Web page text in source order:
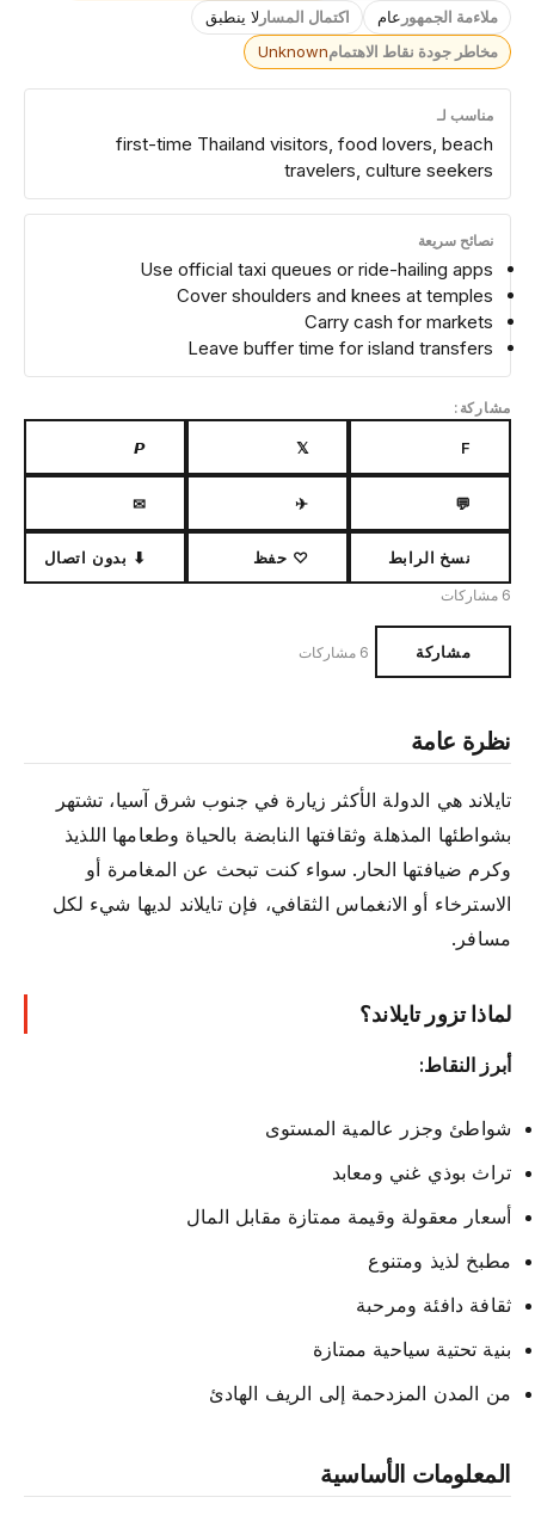
ملاءمة الجمهور عام اكتمال المسار لا ينطبق
مخاطر جودة نقاط الاهتمامUnknown
مناسب لـ
first-time Thailand visitors, food lovers, beach
travelers, culture seekers
نصائح سريعة
Use official taxi queues or ride-hailing apps
Cover shoulders and knees at temples
Carry cash for markets
Leave buffer time for island transfers
مشاركة:
F
𝕏
𝙋
💬
✈
✉
نسخ الرابط ♡ حفظ ⬇ بدون اتصال
6 مشاركات
مشاركة 6 مشاركات
نظرة عامة
تايلاند هي الدولة الأكثر زيارة في جنوب شرق آسيا، تشتهر
بشواطئها المذهلة وثقافتها النابضة بالحياة وطعامها اللذيذ
وكرم ضيافتها الحار. سواء كنت تبحث عن المغامرة أو
الاسترخاء أو الانغماس الثقافي، فإن تايلاند لديها شيء لكل
مسافر.
لماذا تزور تايلاند؟
أبرز النقاط:
شواطئ وجزر عالمية المستوى
تراث بوذي غني ومعابد
أسعار معقولة وقيمة ممتازة مقابل المال
مطبخ لذيذ ومتنوع
ثقافة دافئة ومرحبة
بنية تحتية سياحية ممتازة
من المدن المزدحمة إلى الريف الهادئ
المعلومات الأساسية